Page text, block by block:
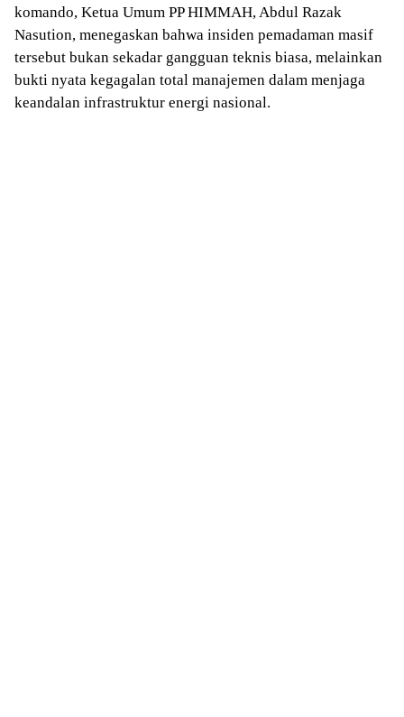
komando, Ketua Umum PP HIMMAH, Abdul Razak
Nasution, menegaskan bahwa insiden pemadaman masif
tersebut bukan sekadar gangguan teknis biasa, melainkan
bukti nyata kegagalan total manajemen dalam menjaga
keandalan infrastruktur energi nasional.